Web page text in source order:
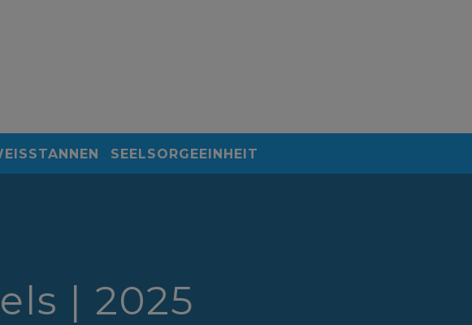
SEELSORGEEINHEIT
| 2025